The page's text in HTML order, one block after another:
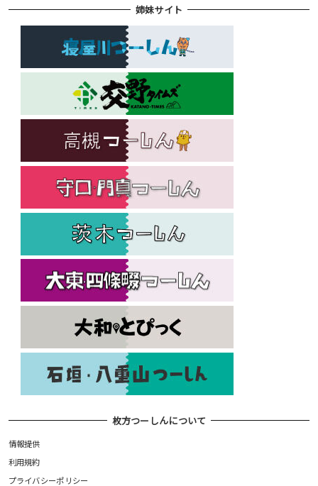
姉妹サイト
枚方つーしんについて
情報提供
利用規約
プライバシーポリシー